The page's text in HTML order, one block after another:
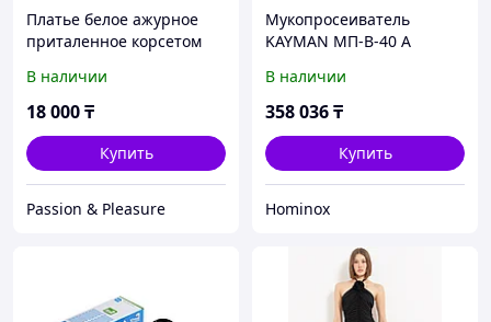
Платье белое ажурное
приталенное корсетом
В наличии
18 000₸
Купить
Passion & Pleasure
Мукопросеиватель
KAYMAN МП-В-40 А
В наличии
358 036₸
Купить
Hominox